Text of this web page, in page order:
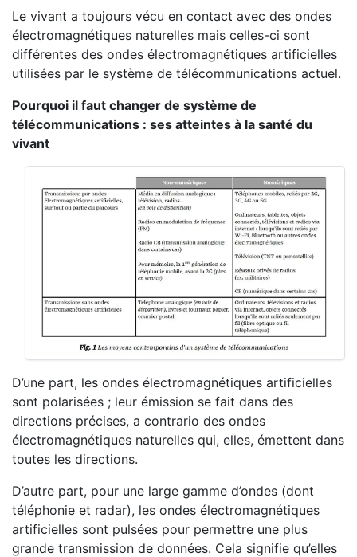
Le vivant a toujours vécu en contact avec des ondes
électromagnétiques naturelles mais celles-ci sont
différentes des ondes électromagnétiques artificielles
utilisées par le système de télécommunications actuel.
Pourquoi il faut changer de système de
télécommunications : ses atteintes à la santé du
vivant
D’une part, les ondes électromagnétiques artificielles
sont polarisées ; leur émission se fait dans des
directions précises, a contrario des ondes
électromagnétiques naturelles qui, elles, émettent dans
toutes les directions.
D’autre part, pour une large gamme d’ondes (dont
téléphonie et radar), les ondes électromagnétiques
artificielles sont pulsées pour permettre une plus
grande transmission de données. Cela signifie qu’elles